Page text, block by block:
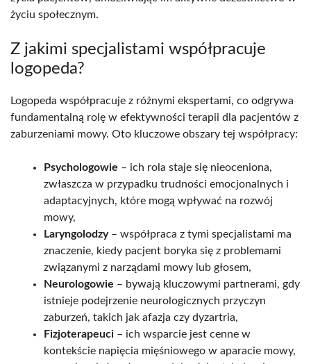
życiu społecznym.
Z jakimi specjalistami współpracuje
logopeda?
Logopeda współpracuje z różnymi ekspertami, co odgrywa
fundamentalną rolę w efektywności terapii dla pacjentów z
zaburzeniami mowy. Oto kluczowe obszary tej współpracy:
Psychologowie – ich rola staje się nieoceniona,
zwłaszcza w przypadku trudności emocjonalnych i
adaptacyjnych, które mogą wpływać na rozwój
mowy,
Laryngolodzy– współpraca z tymi specjalistami ma
znaczenie, kiedy pacjent boryka się z problemami
związanymi z narządami mowy lub głosem,
Neurologowie – bywają kluczowymi partnerami, gdy
istnieje podejrzenie neurologicznych przyczyn
zaburzeń, takich jak afazja czy dyzartria,
Fizjoterapeuci – ich wsparcie jest cenne w
kontekście napięcia mięśniowego w aparacie mowy,